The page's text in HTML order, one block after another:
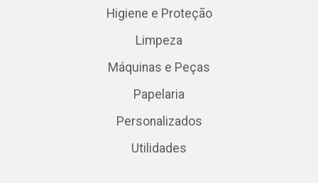
Higiene e Proteção
Limpeza
Máquinas e Peças
Papelaria
Personalizados
Utilidades